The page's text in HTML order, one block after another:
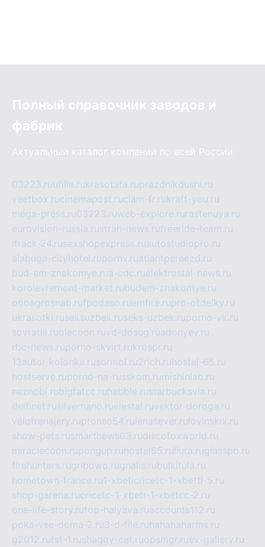
Полный справочник заводов и
фабрик
Актуальный каталог компаний по всей России
03223.ruufille.rukrasotata.ruprazdnikdushi.ru
veetbox.rucinemapost.ruciam-fr.rukraft-you.ru
mega-press.ru03223.ruweb-explore.ru rastenuya.ru
eurovision-russia.rustrah-news.rufreeride-team.ru
itrack-24.rusexshopexpress.ruautostudiopro.ru
alabuga-cityhotel.rupornv.ruatlantpereezd.ru
bud-em-znakomye.rua-cdc.ruelektrostal-news.ru
korolevremont-market.rubudem-znakomye.ru
oooagrosnab.rufpodaso.ruemfire.rupro-otdelky.ru
ukrasotki.ruseksuzbek.ruseks-uzbek.ruporno-vk.ru
sovratili.ruolecoon.ruvd-dosug.ruadonyev.ru
rbc-news.ruporno-skvirt.rukrospr.ru
13autor-kolonka.rusormol.ru2rich.ru hostel-65.ru
hostserve.ruporno-na-russkom.ru mishinlab.ru
neznobi.rubigfatcc.ru habble.rustarbucksvia.ru
delfinet.rusilvernano.ruelestal.ruvektor-doroga.ru
velotrenajery.rupronso54.ru lenasever.ru lovinskix.ru
show-pets.rusmartnews03.rudiscofoxworld.ru
miraclecoon.rupongup.ru hostel65.ru liura.ruglasspb.ru
firehunters.rugribowo.rugnalis.rubulkitula.ru
hometown-france.ru1-xbeticricetc-1-xbetti-5.ru
shop-garena.rucricetc-1-xbetr-1-xbetcc-2.ru
one-life-story.rutop-halyava.ruaccounts112.ru
poka-vse-doma-2.ru3-d-file.ru hahahaharms.ru
g2012.rutst-1.rushaggy-cat.ruopsmgr.ruev-gallery.ru